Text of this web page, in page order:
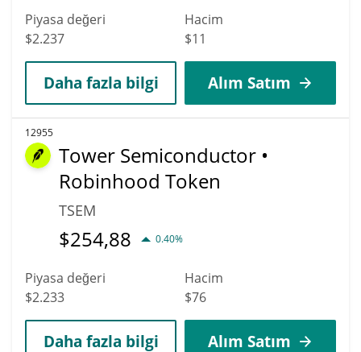
Piyasa değeri
$2.237
Hacim
$11
Daha fazla bilgi Alım Satım
12955
Tower Semiconductor •
Robinhood Token
TSEM
$254,88 0.40%
Piyasa değeri
$2.233
Hacim
$76
Daha fazla bilgi Alım Satım